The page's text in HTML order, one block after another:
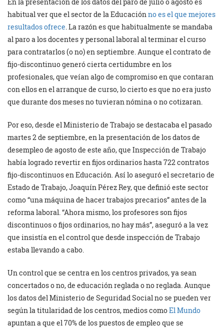
habitual ver que el sector de la Educación no es el que mejores
resultados ofrece . La razón es que habitualmente se mandaba
al paro a los docentes y personal laboral al terminar el curso
para contratarlos (o no) en septiembre. Aunque el contrato de
fijo-discontinuo generó cierta certidumbre en los
profesionales, que veían algo de compromiso en que contaran
con ellos en el arranque de curso, lo cierto es que no era justo
que durante dos meses no tuvieran nómina o no cotizaran.
Por eso, desde el Ministerio de Trabajo se destacaba el pasado
martes 2 de septiembre, en la presentación de los datos de
desempleo de agosto de este año, que Inspección de Trabajo
había logrado revertir en fijos ordinarios hasta 722 contratos
fijo-discontinuos en Educación. Así lo aseguró el secretario de
Estado de Trabajo, Joaquín Pérez Rey, que definió este sector
como “una máquina de hacer trabajos precarios” antes de la
reforma laboral. “Ahora mismo, los profesores son fijos
discontinuos o fijos ordinarios, no hay más”, aseguró a la vez
que insistía en el control que desde inspección de Trabajo
estaba llevando a cabo.
Un control que se centra en los centros privados, ya sean
concertados o no, de educación reglada o no reglada. Aunque
los datos del Ministerio de Seguridad Social no se pueden ver
según la titularidad de los centros, medios comoEl Mundo
apuntan a que el 70% de los puestos de empleo que se